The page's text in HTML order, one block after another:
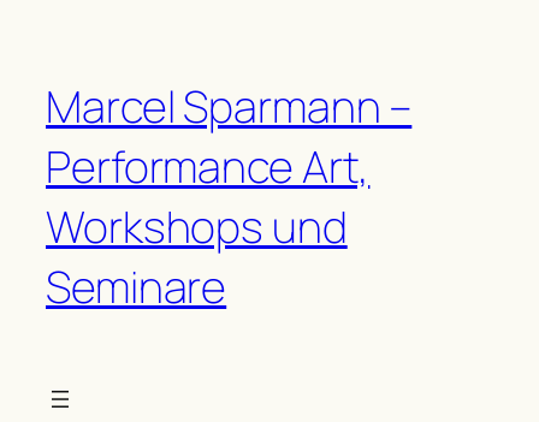
Marcel Sparmann –
Performance Art,
Workshops und
Seminare